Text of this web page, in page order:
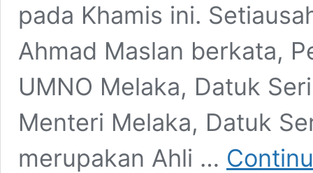
pada Khamis ini.
Ahmad Maslan berkata,
UMNO Melaka, Datuk
Menteri Melaka, Datuk
merupakan Ahli …